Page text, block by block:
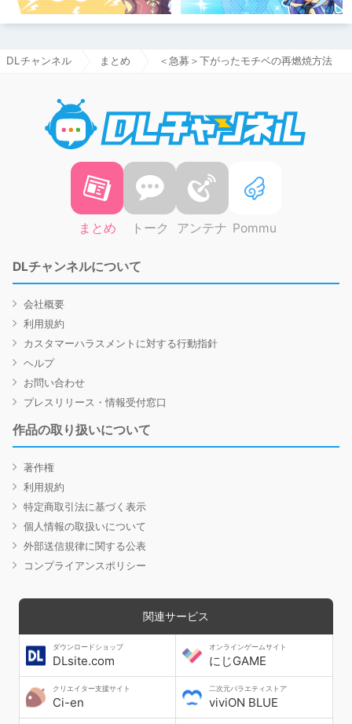
DLチャンネル まとめ ＜急募＞下がったモチベの再燃焼方法
まとめ トーク アンテナ Pommu
DLチャンネルについて
会社概要
利用規約
カスタマーハラスメントに対する行動指針
ヘルプ
お問い合わせ
プレスリリース・情報受付窓口
作品の取り扱いについて
著作権
利用規約
特定商取引法に基づく表示
個人情報の取扱いについて
外部送信規律に関する公表
コンプライアンスポリシー
関連サービス
ダウンロードショップ
DLsite.com
オンラインゲームサイト
にじGAME
クリエイター支援サイト
Ci-en
二次元バラエティストア
viviON BLUE